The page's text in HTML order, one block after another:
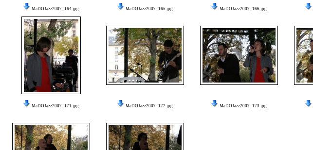
MaDOJazz2007_164.jpg MaDOJazz2007_165.jpg MaDOJazz2007_166.jpg
MaDOJazz2007_171.jpg MaDOJazz2007_172.jpg MaDOJazz2007_173.jpg